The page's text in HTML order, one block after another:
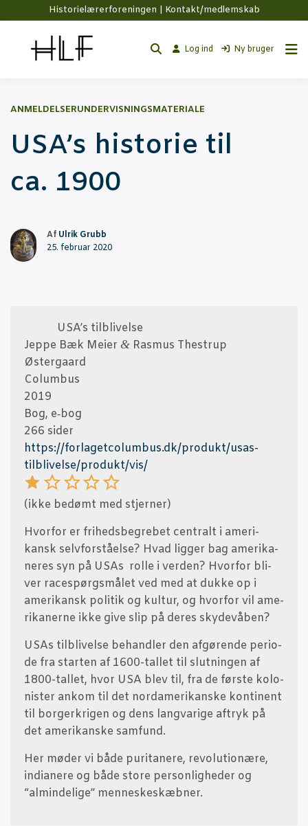
Historielærerforeningen | Kontakt/medlemskab
Log ind Ny bruger
ANMELDELSERUNDERVISNINGSMATERIALE
USA’s histo­rie til
ca. 1900
Af Ulrik Grubb
25. februar 2020
USA’s til­bli­vel­se
Jep­pe Bæk Mei­er & Ras­mus The­strup
Østergaard
Colum­bus
2019
Bog, e‑bog
266 sider
https://forlagetcolumbus.dk/produkt/usas-
tilblivelse/produkt/vis/
(ikke bedømt med stjerner)
Hvor­for er fri­heds­be­gre­bet cen­tralt i ame­ri­
kansk selv­for­stå­el­se? Hvad lig­ger bag ame­ri­ka­
ne­res syn på USAs rol­le i ver­den? Hvor­for bli­
ver racespørgs­må­let ved med at duk­ke op i
ame­ri­kansk poli­tik og kul­tur, og hvor­for vil ame­
ri­ka­ner­ne ikke give slip på deres skydevåben?
USAs til­bli­vel­se behand­ler den afgø­ren­de peri­o­
de fra star­ten af 1600-tal­let til slut­nin­gen af
1800-tal­let, hvor USA blev til, fra de før­ste kolo­
ni­ster ankom til det nor­da­me­ri­kan­ske kon­ti­nent
til bor­ger­kri­gen og dens lang­va­ri­ge aftryk på
det ame­ri­kan­ske samfund.
Her møder vi både puri­ta­ne­re, revo­lu­tio­næ­re,
indi­a­ne­re og både sto­re per­son­lig­he­der og
“almin­de­li­ge” menneskeskæbner.